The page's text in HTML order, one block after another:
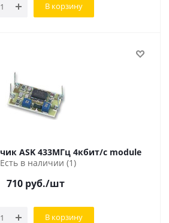
В корзину
RT4-433 передатчик ASK 433МГц 4кбит/с module
Есть в наличии (1)
710руб./шт
В корзину